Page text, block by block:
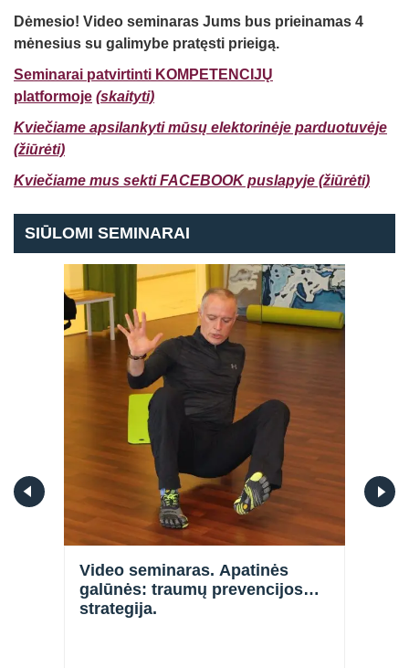
Dėmesio! Video seminaras Jums bus prieinamas 4
mėnesius su galimybe pratęsti prieigą.
Seminarai patvirtinti KOMPETENCIJŲ
platformoje (skaityti)
Kviečiame apsilankyti mūsų elektorinėje parduotuvėje
(žiūrėti)
Kviečiame mus sekti FACEBOOK puslapyje (žiūrėti)
SIŪLOMI SEMINARAI
Video seminaras. Apatinės
galūnės: traumų prevencijos
strategija.
Prisijungti